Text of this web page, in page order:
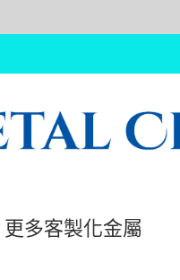
更多客製化金屬